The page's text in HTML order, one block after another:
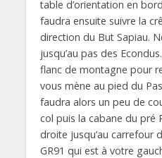
table d’orientation en
faudra ensuite suivre la
direction du But Sapiau.
jusqu’au pas des
flanc de montagne pour
vous mène au pied du
faudra alors un peu de
col puis la cabane du pré
droite jusqu’au carrefour
GR91 qui est à votre